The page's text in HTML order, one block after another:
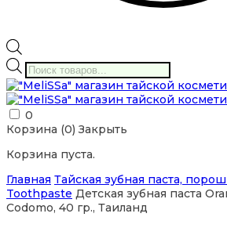
Поиск
товаров
0
Корзина (0) Закрыть
Корзина пуста.
Главная Тайская зубная паста,
Toothpaste Детская зубная паста
Codomo, 40 гр., Таиланд